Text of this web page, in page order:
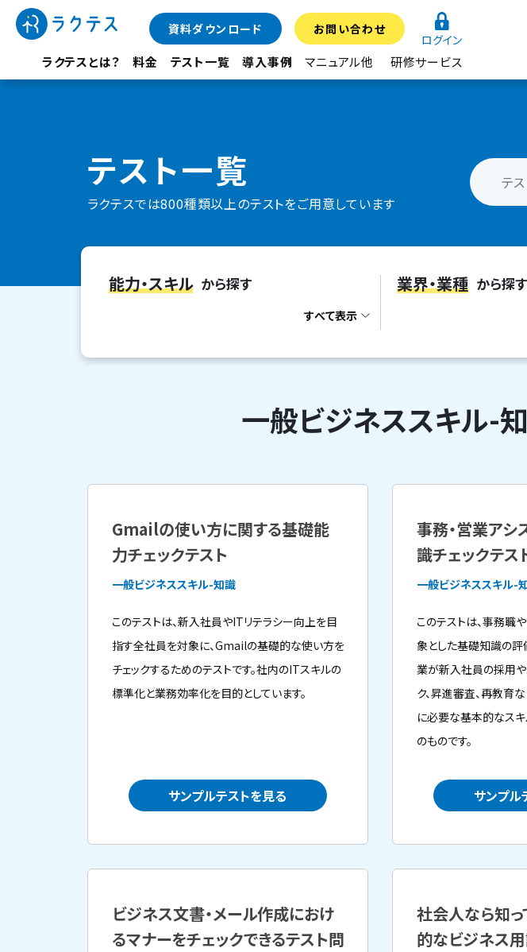
ラクテスとは？ 料金 テスト一覧 導入事例 マニュアル他 研修サービス
資料ダウンロード お問い合わせ
ログイン
テスト一覧
ラクテスでは800種類以上のテストをご用意しています
能力・スキル から探す
すべて表示
業界・業種 から探す
一般ビジネススキル-
Gmailの使い方に関する基礎能
力チェックテスト
一般ビジネススキル-知識
このテストは、新入社員やITリテラシー向上を目
指す全社員を対象に、Gmailの基礎的な使い方を
チェックするためのテストです。社内のITスキルの
標準化と業務効率化を目的としています。
サンプルテストを見る
事務・営業アシ
識チェックテス
一般ビジネススキル-
このテストは、事務職
象とした基礎知識の評
業が新入社員の採用
ク、昇進審査、再教育
に必要な基本的なス
のものです。
サンプル
ビジネス文書・メール作成におけ
るマナーをチェックできるテスト問
社会人なら知っ
的なビジネス